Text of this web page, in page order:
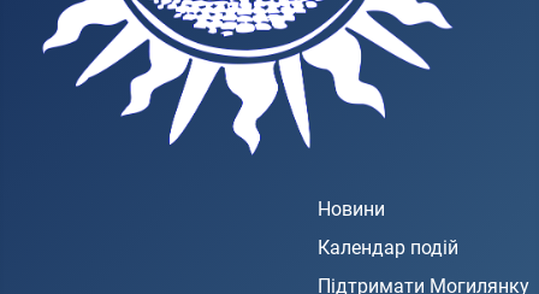
Новини
Календар подій
Підтримати Могилянку